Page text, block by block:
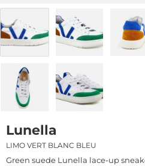
Lunella
LIMO VERT BLANC BLEU
Green suede Lunella lace-up